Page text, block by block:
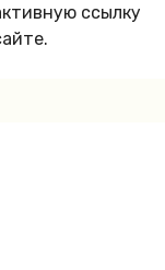
ссылку